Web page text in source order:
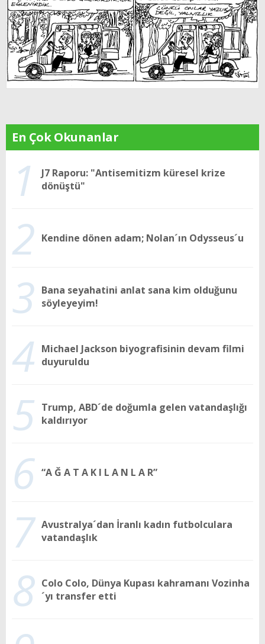
En Çok Okunanlar
1
J7 Raporu: "Antisemitizm küresel krize
dönüştü"
2 Kendine dönen adam; Nolan´ın Odysseus´u
3 Bana seyahatini anlat sana kim olduğunu
söyleyeyim!
4 Michael Jackson biyografisinin devam filmi
duyuruldu
5 Trump, ABD´de doğumla gelen vatandaşlığı
kaldırıyor
6 “A Ğ A T A K I L A N L A R”
7 Avustralya´dan İranlı kadın futbolculara
vatandaşlık
8 Colo Colo, Dünya Kupası kahramanı Vozinha
´yı transfer etti